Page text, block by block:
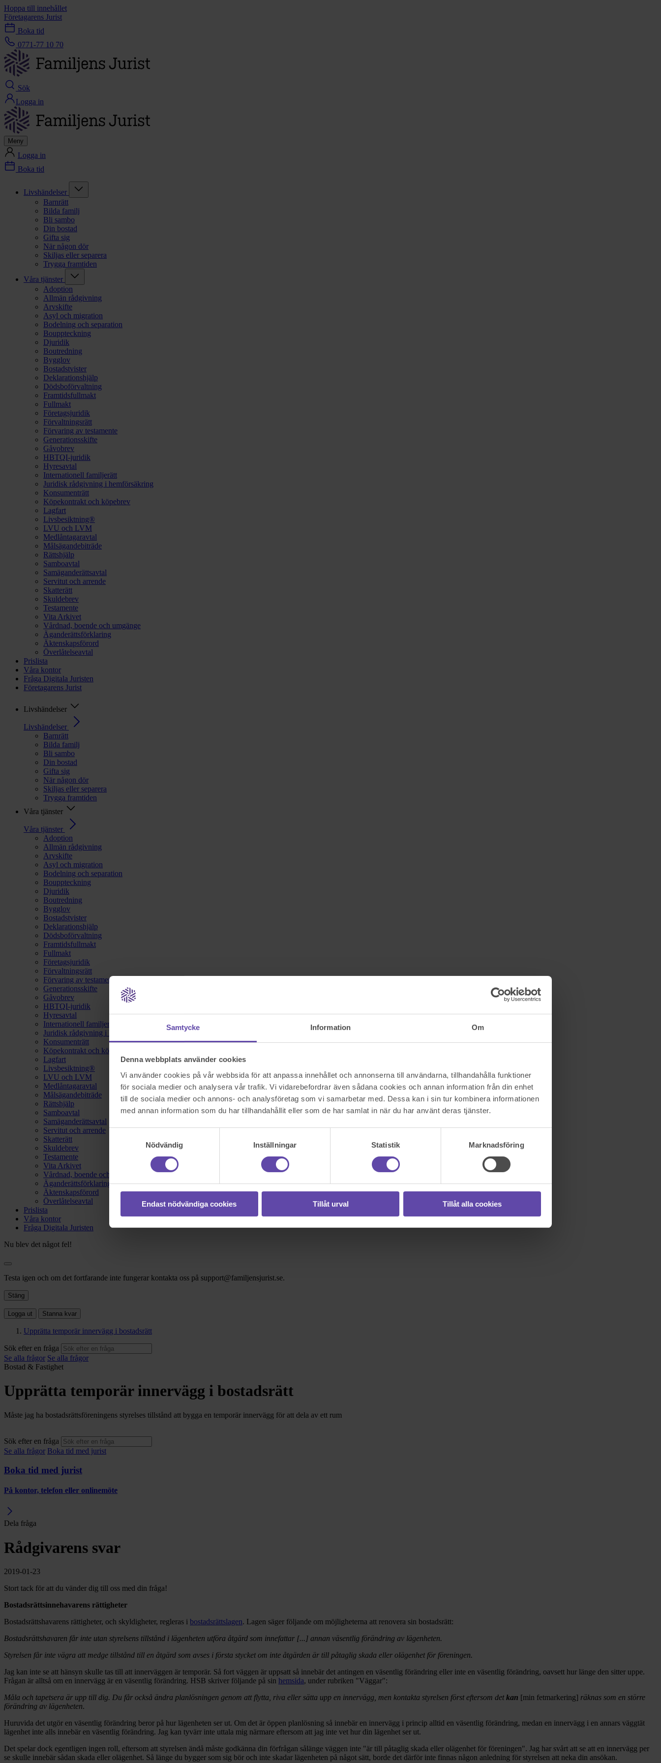
Samtycke Information Om
Denna webbplats använder cookies
Vi använder cookies på vår webbsida för att anpassa innehållet och annonserna till användarna, tillhandahålla funktioner
för sociala medier och analysera vår trafik. Vi vidarebefordrar även sådana cookies och annan information från din enhet
till de sociala medier och annons- och analysföretag som vi samarbetar med. Dessa kan i sin tur kombinera informationen
med annan information som du har tillhandahållit eller som de har samlat in när du har använt deras tjänster.
Nödvändig
Inställningar Statistik Marknadsföring
Endast nödvändiga cookies Tillåt urval Tillåt alla cookies
Hoppa till innehållet
Företagarens Jurist
Boka tid
0771-77 10 70
Sök
Logga in
Meny
Logga in
Boka tid
Livshändelser
Barnrätt
Bilda familj
Bli sambo
Din bostad
Gifta sig
När någon dör
Skiljas eller separera
Trygga framtiden
Våra tjänster
Adoption
Allmän rådgivning
Arvskifte
Asyl och migration
Bodelning och separation
Bouppteckning
Djuridik
Boutredning
Bygglov
Bostadstvister
Deklarationshjälp
Dödsboförvaltning
Framtidsfullmakt
Fullmakt
Företagsjuridik
Förvaltningsrätt
Förvaring av testamente
Generationsskifte
Gåvobrev
HBTQI-juridik
Hyresavtal
Internationell familjerätt
Juridisk rådgivning i hemförsäkring
Konsumenträtt
Köpekontrakt och köpebrev
Lagfart
Livsbesiktning®
LVU och LVM
Medlåntagaravtal
Målsägandebiträde
Rättshjälp
Samboavtal
Samäganderättsavtal
Servitut och arrende
Skatterätt
Skuldebrev
Testamente
Vita Arkivet
Vårdnad, boende och umgänge
Äganderättsförklaring
Äktenskapsförord
Överlåtelseavtal
Prislista
Våra kontor
Fråga Digitala Juristen
Företagarens Jurist
Livshändelser
Livshändelser
Barnrätt
Bilda familj
Bli sambo
Din bostad
Gifta sig
När någon dör
Skiljas eller separera
Trygga framtiden
Våra tjänster
Våra tjänster
Adoption
Allmän rådgivning
Arvskifte
Asyl och migration
Bodelning och separation
Bouppteckning
Djuridik
Boutredning
Bygglov
Bostadstvister
Deklarationshjälp
Dödsboförvaltning
Framtidsfullmakt
Fullmakt
Företagsjuridik
Förvaltningsrätt
Förvaring av testamente
Generationsskifte
Gåvobrev
HBTQI-juridik
Hyresavtal
Internationell familjerätt
Juridisk rådgivning i hemförsäkring
Konsumenträtt
Köpekontrakt och köpebrev
Lagfart
Livsbesiktning®
LVU och LVM
Medlåntagaravtal
Målsägandebiträde
Rättshjälp
Samboavtal
Samäganderättsavtal
Servitut och arrende
Skatterätt
Skuldebrev
Testamente
Vita Arkivet
Vårdnad, boende och umgänge
Äganderättsförklaring
Äktenskapsförord
Överlåtelseavtal
Prislista
Våra kontor
Fråga Digitala Juristen
Nu blev det något fel!
Testa igen och om det fortfarande inte fungerar kontakta oss på support@familjensjurist.se.
Stäng
Logga ut Stanna kvar
Upprätta temporär innervägg i bostadsrätt
Sök efter en fråga
Se alla frågor Se alla frågor
Bostad & Fastighet
Upprätta temporär innervägg i bostadsrätt
Måste jag ha bostadsrättsföreningens styrelses tillstånd att bygga en temporär innervägg för att dela av ett rum
Sök efter en fråga
Se alla frågor Boka tid med jurist
Boka tid med jurist
På kontor, telefon eller onlinemöte
Dela fråga
Rådgivarens svar
2019-01-23
Stort tack för att du vänder dig till oss med din fråga!
Bostadsrättsinnehavarens rättigheter
Bostadsrättshavarens rättigheter, och skyldigheter, regleras i bostadsrättslagen. Lagen säger följande om möjligheterna att renovera sin bostadsrätt:
Bostadsrättshavaren får inte utan styrelsens tillstånd i lägenheten utföra åtgärd som innefattar [...] annan väsentlig förändring av lägenheten.
Styrelsen får inte vägra att medge tillstånd till en åtgärd som avses i första stycket om inte åtgärden är till påtaglig skada eller olägenhet för föreningen.
Jag kan inte se att hänsyn skulle tas till att innerväggen är temporär. Så fort väggen är uppsatt så innebär det antingen en väsentlig förändring eller inte en väsentlig förändring, oavsett hur länge den sitter uppe.
Frågan är alltså om en innervägg är en väsentlig förändring. HSB skriver följande på sin hemsida, under rubriken "Väggar":
Måla och tapetsera är upp till dig. Du får också ändra planlösningen genom att flytta, riva eller sätta upp en innervägg, men kontakta styrelsen först eftersom detkan [min fetmarkering] räknas som en större
förändring av lägenheten.
Huruvida det utgör en väsentlig förändring beror på hur lägenheten ser ut. Om det är öppen planlösning så innebär en innervägg i princip alltid en väsentlig förändring, medan en innervägg i en annars väggtät
lägenhet inte alls innebär en väsentlig förändring. Jag kan tyvärr inte uttala mig närmare eftersom att jag inte vet hur din lägenhet ser ut.
Det spelar dock egentligen ingen roll, eftersom att styrelsen ändå måste godkänna din förfrågan sålänge väggen inte "är till påtaglig skada eller olägenhet för föreningen". Jag har svårt att se att en innervägg per
se skulle innebär sådan skada eller olägenhet. Så länge du bygger som sig bör och inte skadar lägenheten på något sätt, borde det därför inte finnas någon anledning för styrelsen att neka din ansökan.